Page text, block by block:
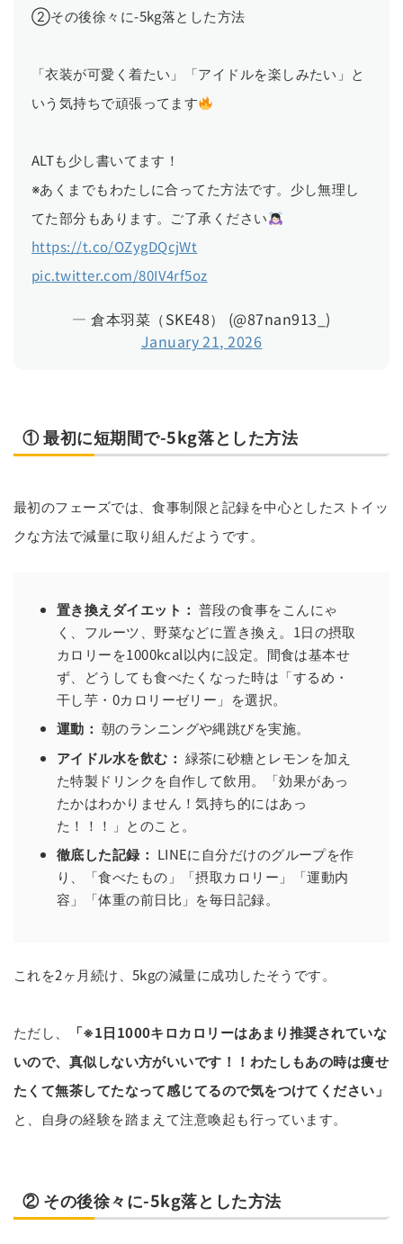
②その後徐々に-5kg落とした方法
「衣装が可愛く着たい」「アイドルを楽しみたい」と
いう気持ちで頑張ってます
ALTも少し書いてます！
※あくまでもわたしに合ってた方法です。少し無理し
てた部分もあります。ご了承ください
https://t.co/OZygDQcjWt
pic.twitter.com/80IV4rf5oz
— 倉本羽菜（SKE48） (@87nan913_)
January 21, 2026
① 最初に短期間で-5kg落とした方法
最初のフェーズでは、食事制限と記録を中心としたストイッ
クな方法で減量に取り組んだようです。
置き換えダイエット： 普段の食事をこんにゃ
く、フルーツ、野菜などに置き換え。1日の摂取
カロリーを1000kcal以内に設定。間食は基本せ
ず、どうしても食べたくなった時は「するめ・
干し芋・0カロリーゼリー」を選択。
運動： 朝のランニングや縄跳びを実施。
アイドル水を飲む： 緑茶に砂糖とレモンを加え
た特製ドリンクを自作して飲用。「効果があっ
たかはわかりません！気持ち的にはあっ
た！！！」とのこと。
徹底した記録： LINEに自分だけのグループを作
り、「食べたもの」「摂取カロリー」「運動内
容」「体重の前日比」を毎日記録。
これを2ヶ月続け、5kgの減量に成功したそうです。
ただし、
「※1日1000キロカロリーはあまり推奨されていな
いので、真似しない方がいいです！！わたしもあの時は痩せ
たくて無茶してたなって感じてるので気をつけてください」
と、自身の経験を踏まえて注意喚起も行っています。
② その後徐々に-5kg落とした方法